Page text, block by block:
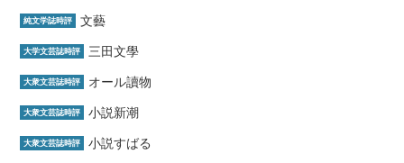
純文学誌時評 文藝
大学文芸誌時評 三田文學
大衆文芸誌時評 オール讀物
大衆文芸誌時評 小説新潮
大衆文芸誌時評 小説すばる